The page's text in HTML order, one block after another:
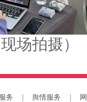
场拍摄）
务 舆情服务